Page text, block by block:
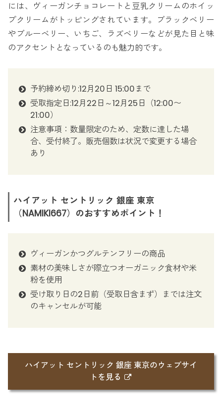
には、ヴィーガンチョコレートと豆乳クリームのホイッ
プクリームがトッピングされています。ブラックベリー
やブルーベリー、いちご、ラズベリーなどが見た目と味
のアクセントとなっているのも魅力的です。
予約締め切り:12月20日 15:00まで
受取指定日:12月22日～12月25日（12:00〜
21:00）
注意事項：数量限定のため、定数に達した場
合、受付終了。販売個数は状況で変更する場合
あり
ハイアット セントリック 銀座 東京
（NAMIKI667）のおすすめポイント！
ヴィーガンかつグルテンフリーの商品
素材の美味しさが際立つオーガニック食材や米
粉を使用
受け取り日の2日前（受取日含まず）までは注文
のキャンセルが可能
ハイアット セントリック 銀座 東京のウェブサイ
トを見る